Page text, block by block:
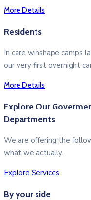
More Details
Residents
In care winshape camps
our very first overnight
More Details
Explore Our
Departments
We are offering the
what we actually.
Explore Services
By your side